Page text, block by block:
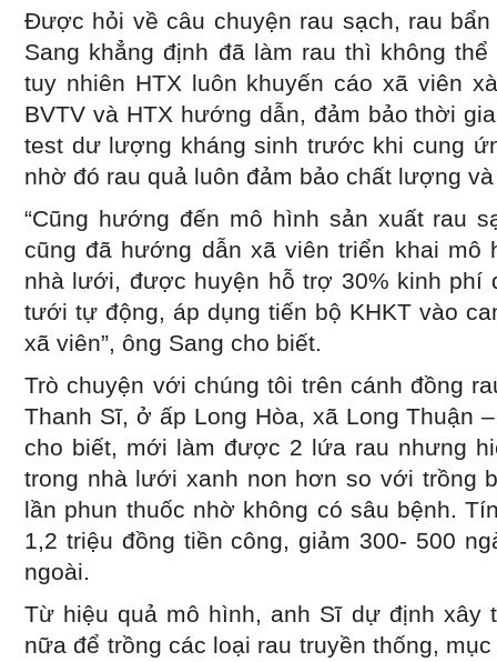
Được hỏi về câu chuyện rau sạch, rau
Sang khẳng định đã làm rau thì không thể
tuy nhiên HTX luôn khuyến cáo xã viên
BVTV và HTX hướng dẫn, đảm bảo thời
test dư lượng kháng sinh trước khi cung
nhờ đó rau quả luôn đảm bảo chất lượng
“Cũng hướng đến mô hình sản xuất rau
cũng đã hướng dẫn xã viên triển khai mô
nhà lưới, được huyện hỗ trợ 30% kinh phí
tưới tự động, áp dụng tiến bộ KHKT vào
xã viên”, ông Sang cho biết.
Trò chuyện với chúng tôi trên cánh đồng
Thanh Sĩ, ở ấp Long Hòa, xã Long Thuận
cho biết, mới làm được 2 lứa rau nhưng
trong nhà lưới xanh non hơn so với trồng
lần phun thuốc nhờ không có sâu bệnh.
1,2 triệu đồng tiền công, giảm 300- 500
ngoài.
Từ hiệu quả mô hình, anh Sĩ dự định xây
nữa để trồng các loại rau truyền thống,